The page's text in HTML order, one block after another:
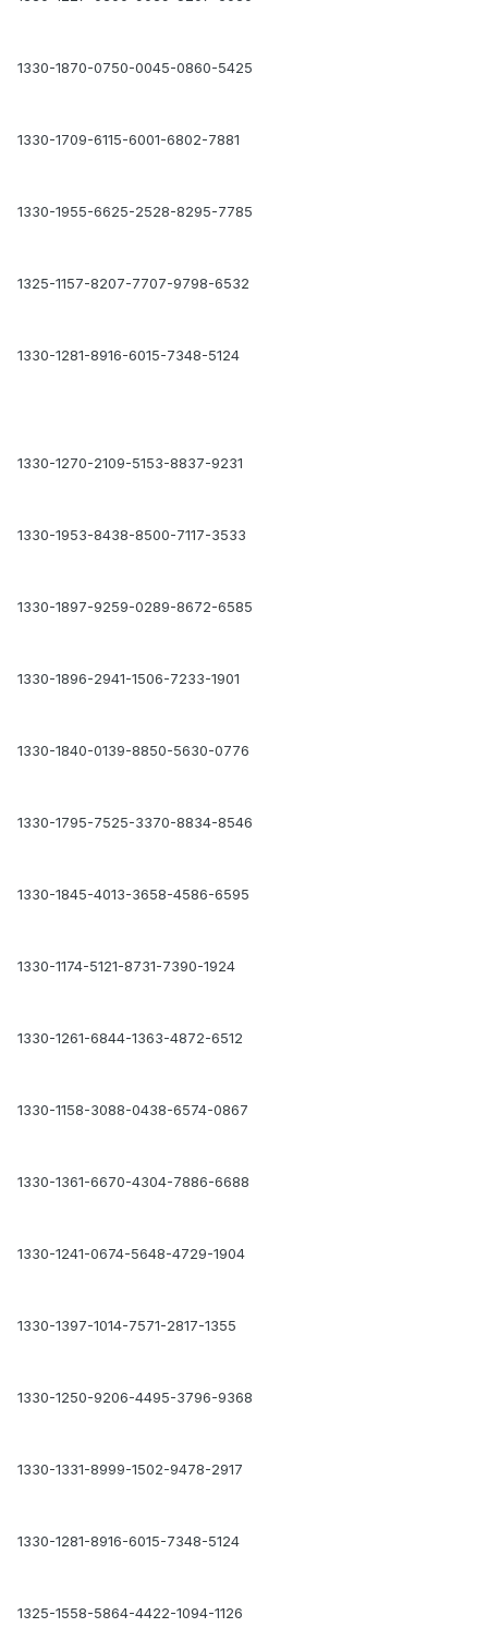
1330-1870-0750-0045-0860-5425
1330-1709-6115-6001-6802-7881
1330-1955-6625-2528-8295-7785
1325-1157-8207-7707-9798-6532
1330-1281-8916-6015-7348-5124
1330-1270-2109-5153-8837-9231
1330-1953-8438-8500-7117-3533
1330-1897-9259-0289-8672-6585
1330-1896-2941-1506-7233-1901
1330-1840-0139-8850-5630-0776
1330-1795-7525-3370-8834-8546
1330-1845-4013-3658-4586-6595
1330-1174-5121-8731-7390-1924
1330-1261-6844-1363-4872-6512
1330-1158-3088-0438-6574-0867
1330-1361-6670-4304-7886-6688
1330-1241-0674-5648-4729-1904
1330-1397-1014-7571-2817-1355
1330-1250-9206-4495-3796-9368
1330-1331-8999-1502-9478-2917
1330-1281-8916-6015-7348-5124
1325-1558-5864-4422-1094-1126